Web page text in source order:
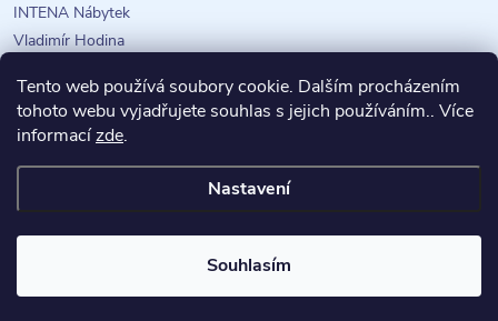
Tento web používá soubory cookie. Dalším procházením
tohoto webu vyjadřujete souhlas s jejich používáním.. Více
informacízde.
Nastavení
Souhlasím
INTENA Nábytek
Vladimír Hodina
Copyright 2026INTENA Nábytek. Všechna práva vyhrazena.